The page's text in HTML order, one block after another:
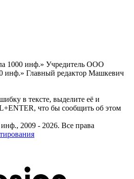
1000 инф.» Учредитель ООО
инф.» Главный редактор Машкевич
в тексте, выделите её и
что бы сообщить об этом
2009 - 2026. Все права